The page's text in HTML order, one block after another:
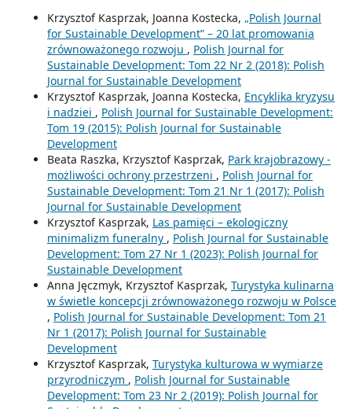
Krzysztof Kasprzak, Joanna Kostecka, „Polish Journal
for Sustainable Development” – 20 lat promowania
zrównoważonego rozwoju , Polish Journal for
Sustainable Development: Tom 22 Nr 2 (2018): Polish
Journal for Sustainable Development
Krzysztof Kasprzak, Joanna Kostecka, Encyklika kryzysu
i nadziei , Polish Journal for Sustainable Development:
Tom 19 (2015): Polish Journal for Sustainable
Development
Beata Raszka, Krzysztof Kasprzak, Park krajobrazowy -
możliwości ochrony przestrzeni , Polish Journal for
Sustainable Development: Tom 21 Nr 1 (2017): Polish
Journal for Sustainable Development
Krzysztof Kasprzak, Las pamięci – ekologiczny
minimalizm funeralny , Polish Journal for Sustainable
Development: Tom 27 Nr 1 (2023): Polish Journal for
Sustainable Development
Anna Jęczmyk, Krzysztof Kasprzak, Turystyka kulinarna
w świetle koncepcji zrównoważonego rozwoju w Polsce
, Polish Journal for Sustainable Development: Tom 21
Nr 1 (2017): Polish Journal for Sustainable
Development
Krzysztof Kasprzak, Turystyka kulturowa w wymiarze
przyrodniczym , Polish Journal for Sustainable
Development: Tom 23 Nr 2 (2019): Polish Journal for